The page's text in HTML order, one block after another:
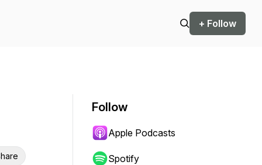
+ Follow
Follow
Apple Podcasts
Spotify